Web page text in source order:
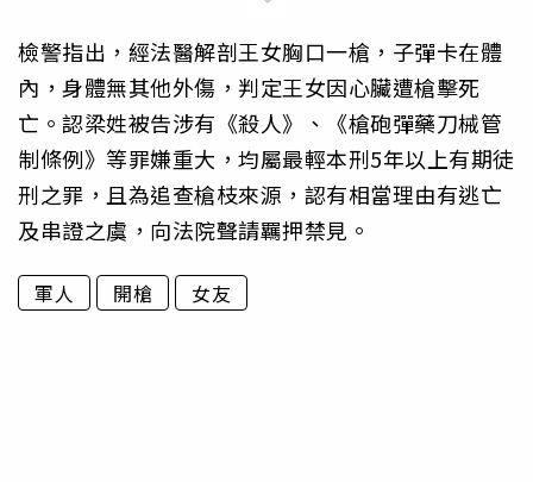
檢警指出，經法醫解剖王女胸口一槍，子彈卡在體
內，身體無其他外傷，判定王女因心臟遭槍擊死
亡。認梁姓被告涉有《殺人》、《槍砲彈藥刀械管
制條例》等罪嫌重大，均屬最輕本刑5年以上有期徒
刑之罪，且為追查槍枝來源，認有相當理由有逃亡
及串證之虞， 向法院聲請羈押禁見。
軍人 開槍 女友